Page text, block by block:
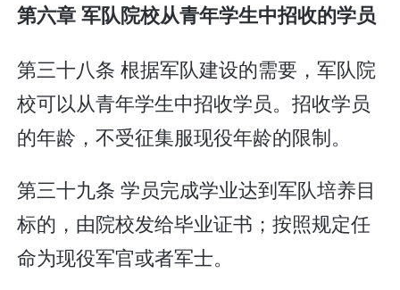
第六章 军队院校从青年学生中招收的学员
第三十八条 根据军队建设的需要，军队院
校可以从青年学生中招收学员。招收学员
的年龄，不受征集服现役年龄的限制。
第三十九条 学员完成学业达到军队培养目
标的，由院校发给毕业证书；按照规定任
命为现役军官或者军士。